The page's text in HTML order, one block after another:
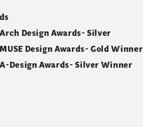
Design Awards- Silver
Design Awards- Gold Winner
Design Awards- Silver Winner